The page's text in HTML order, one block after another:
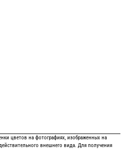
цветов на фотографиях, изображенных на
внешнего вида. Для получения